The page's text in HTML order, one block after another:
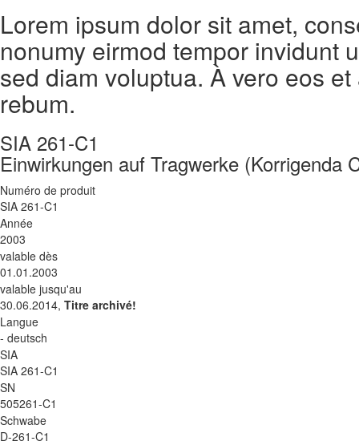
Lorem ipsum dolor sit amet,
nonumy eirmod tempor invidunt
sed diam voluptua. À vero eos
rebum.
SIA 261-C1
Einwirkungen auf Tragwerke (Korrigenda
Numéro de produit
SIA 261-C1
Année
2003
valable dès
01.01.2003
valable jusqu'au
30.06.2014, Titre archivé!
Langue
- deutsch
SIA
SIA 261-C1
SN
505261-C1
Schwabe
D-261-C1